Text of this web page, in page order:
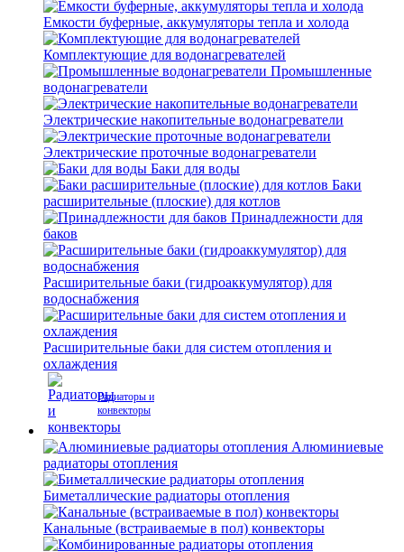
Емкости буферные, аккумуляторы тепла и холода
Комплектующие для водонагревателей
Промышленные
водонагреватели
Электрические накопительные водонагреватели
Электрические проточные водонагреватели
Баки для воды
Баки
расширительные (плоские) для котлов
Принадлежности для
баков
Расширительные баки (гидроаккумулятор) для
водоснабжения
Расширительные баки для систем отопления и
охлаждения
Радиаторы и
конвекторы
Алюминиевые
радиаторы отопления
Биметаллические радиаторы отопления
Канальные (встраиваемые в пол) конвекторы